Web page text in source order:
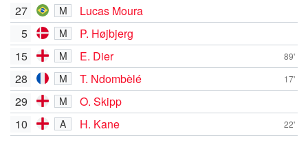
27 M
Lucas Moura
5
M
P. Højbjerg
15
M E. Dier 89'
28 M T. Ndombèlé 17'
29 M
O. Skipp
10
A H. Kane 22'